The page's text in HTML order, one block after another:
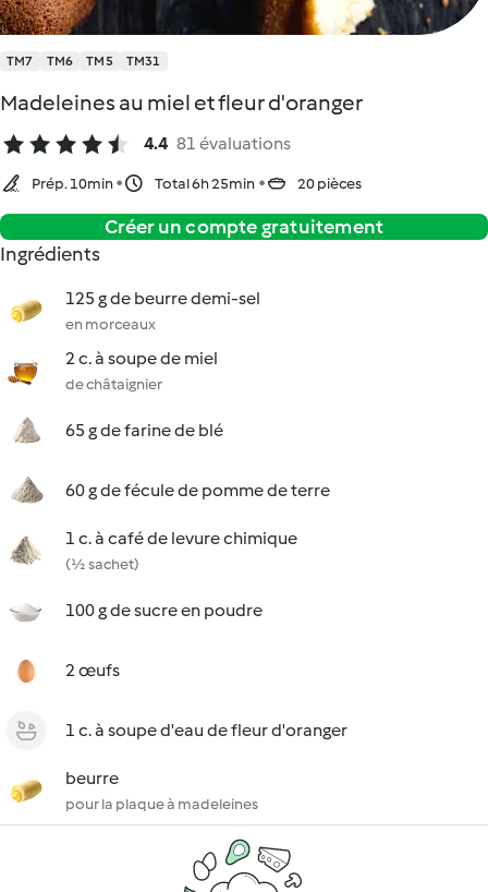
TM7 TM6 TM5 TM31
Madeleines au miel et fleur d'oranger
4.4 81 évaluations
Prép. 10min Total 6h 25min 20 pièces
Créer un compte gratuitement
Ingrédients
125 g de beurre demi-sel
en morceaux
2 c. à soupe de miel
de châtaignier
65 g de farine de blé
60 g de fécule de pomme de terre
1 c. à café de levure chimique
(½ sachet)
100 g de sucre en poudre
2 œufs
1 c. à soupe d'eau de fleur d'oranger
beurre
pour la plaque à madeleines